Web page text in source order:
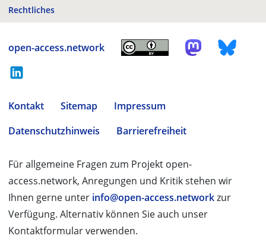
Rechtliches
open-access.network
Kontakt Sitemap
Impressum
Datenschutzhinweis
Barrierefreiheit
Für allgemeine Fragen zum Projekt open-
access.network, Anregungen und Kritik stehen wir
Ihnen gerne unter info@open-access.networkzur
Verfügung. Alternativ können Sie auch unser
Kontaktformular verwenden.